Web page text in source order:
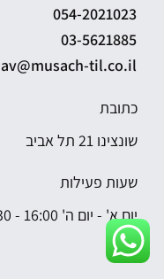
054-2021023
03-5621885
til.co.il
כתובת
שונצינו 21 תל אביב
שעות פעילות
יום א' - יום ה' 16:00 - 07:30